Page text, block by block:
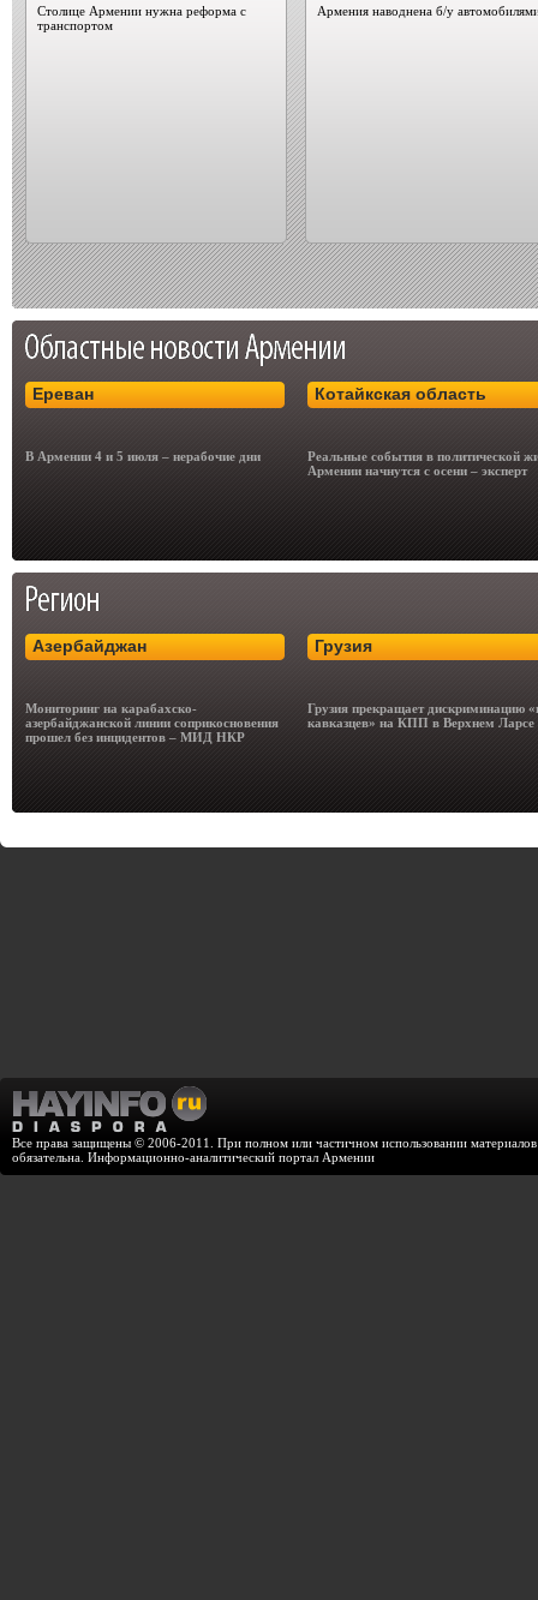
Столице Армении нужна реформа с
транспортом
Армения наводнена б/у
Ереван
В Армении 4 и 5 июля – нерабочие дни
Котайкская область
Реальные события в политической
Армении начнутся с осени – эксперт
Азербайджан
Мониторинг на карабахско-
азербайджанской линии соприкосновения
прошел без инцидентов – МИД НКР
Грузия
Грузия прекращает дискриминацию
кавказцев» на КПП в Верхнем Ларсе
Все права защищены © 2006-2011. При полном или частичном использовании
обязательна. Информационно-аналитический портал Армении